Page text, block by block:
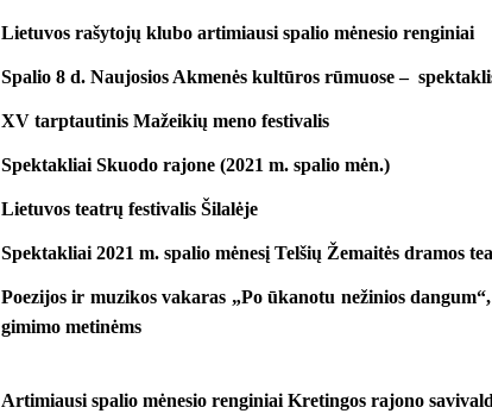
Lietuvos rašytojų klubo artimiausi spalio mėnesio renginiai
Spalio 8 d. Naujosios Akmenės kultūros rūmuose –
XV tarptautinis Mažeikių meno festivalis
Spektakliai Skuodo rajone (2021 m. spalio mėn.)
Lietuvos teatrų festivalis Šilalėje
Spektakliai 2021 m. spalio mėnesį Telšių Žemaitės dramos
Poezijos ir muzikos vakaras „Po ūkanotu nežinios
gimimo metinėms
Artimiausi spalio mėnesio renginiai Kretingos rajono